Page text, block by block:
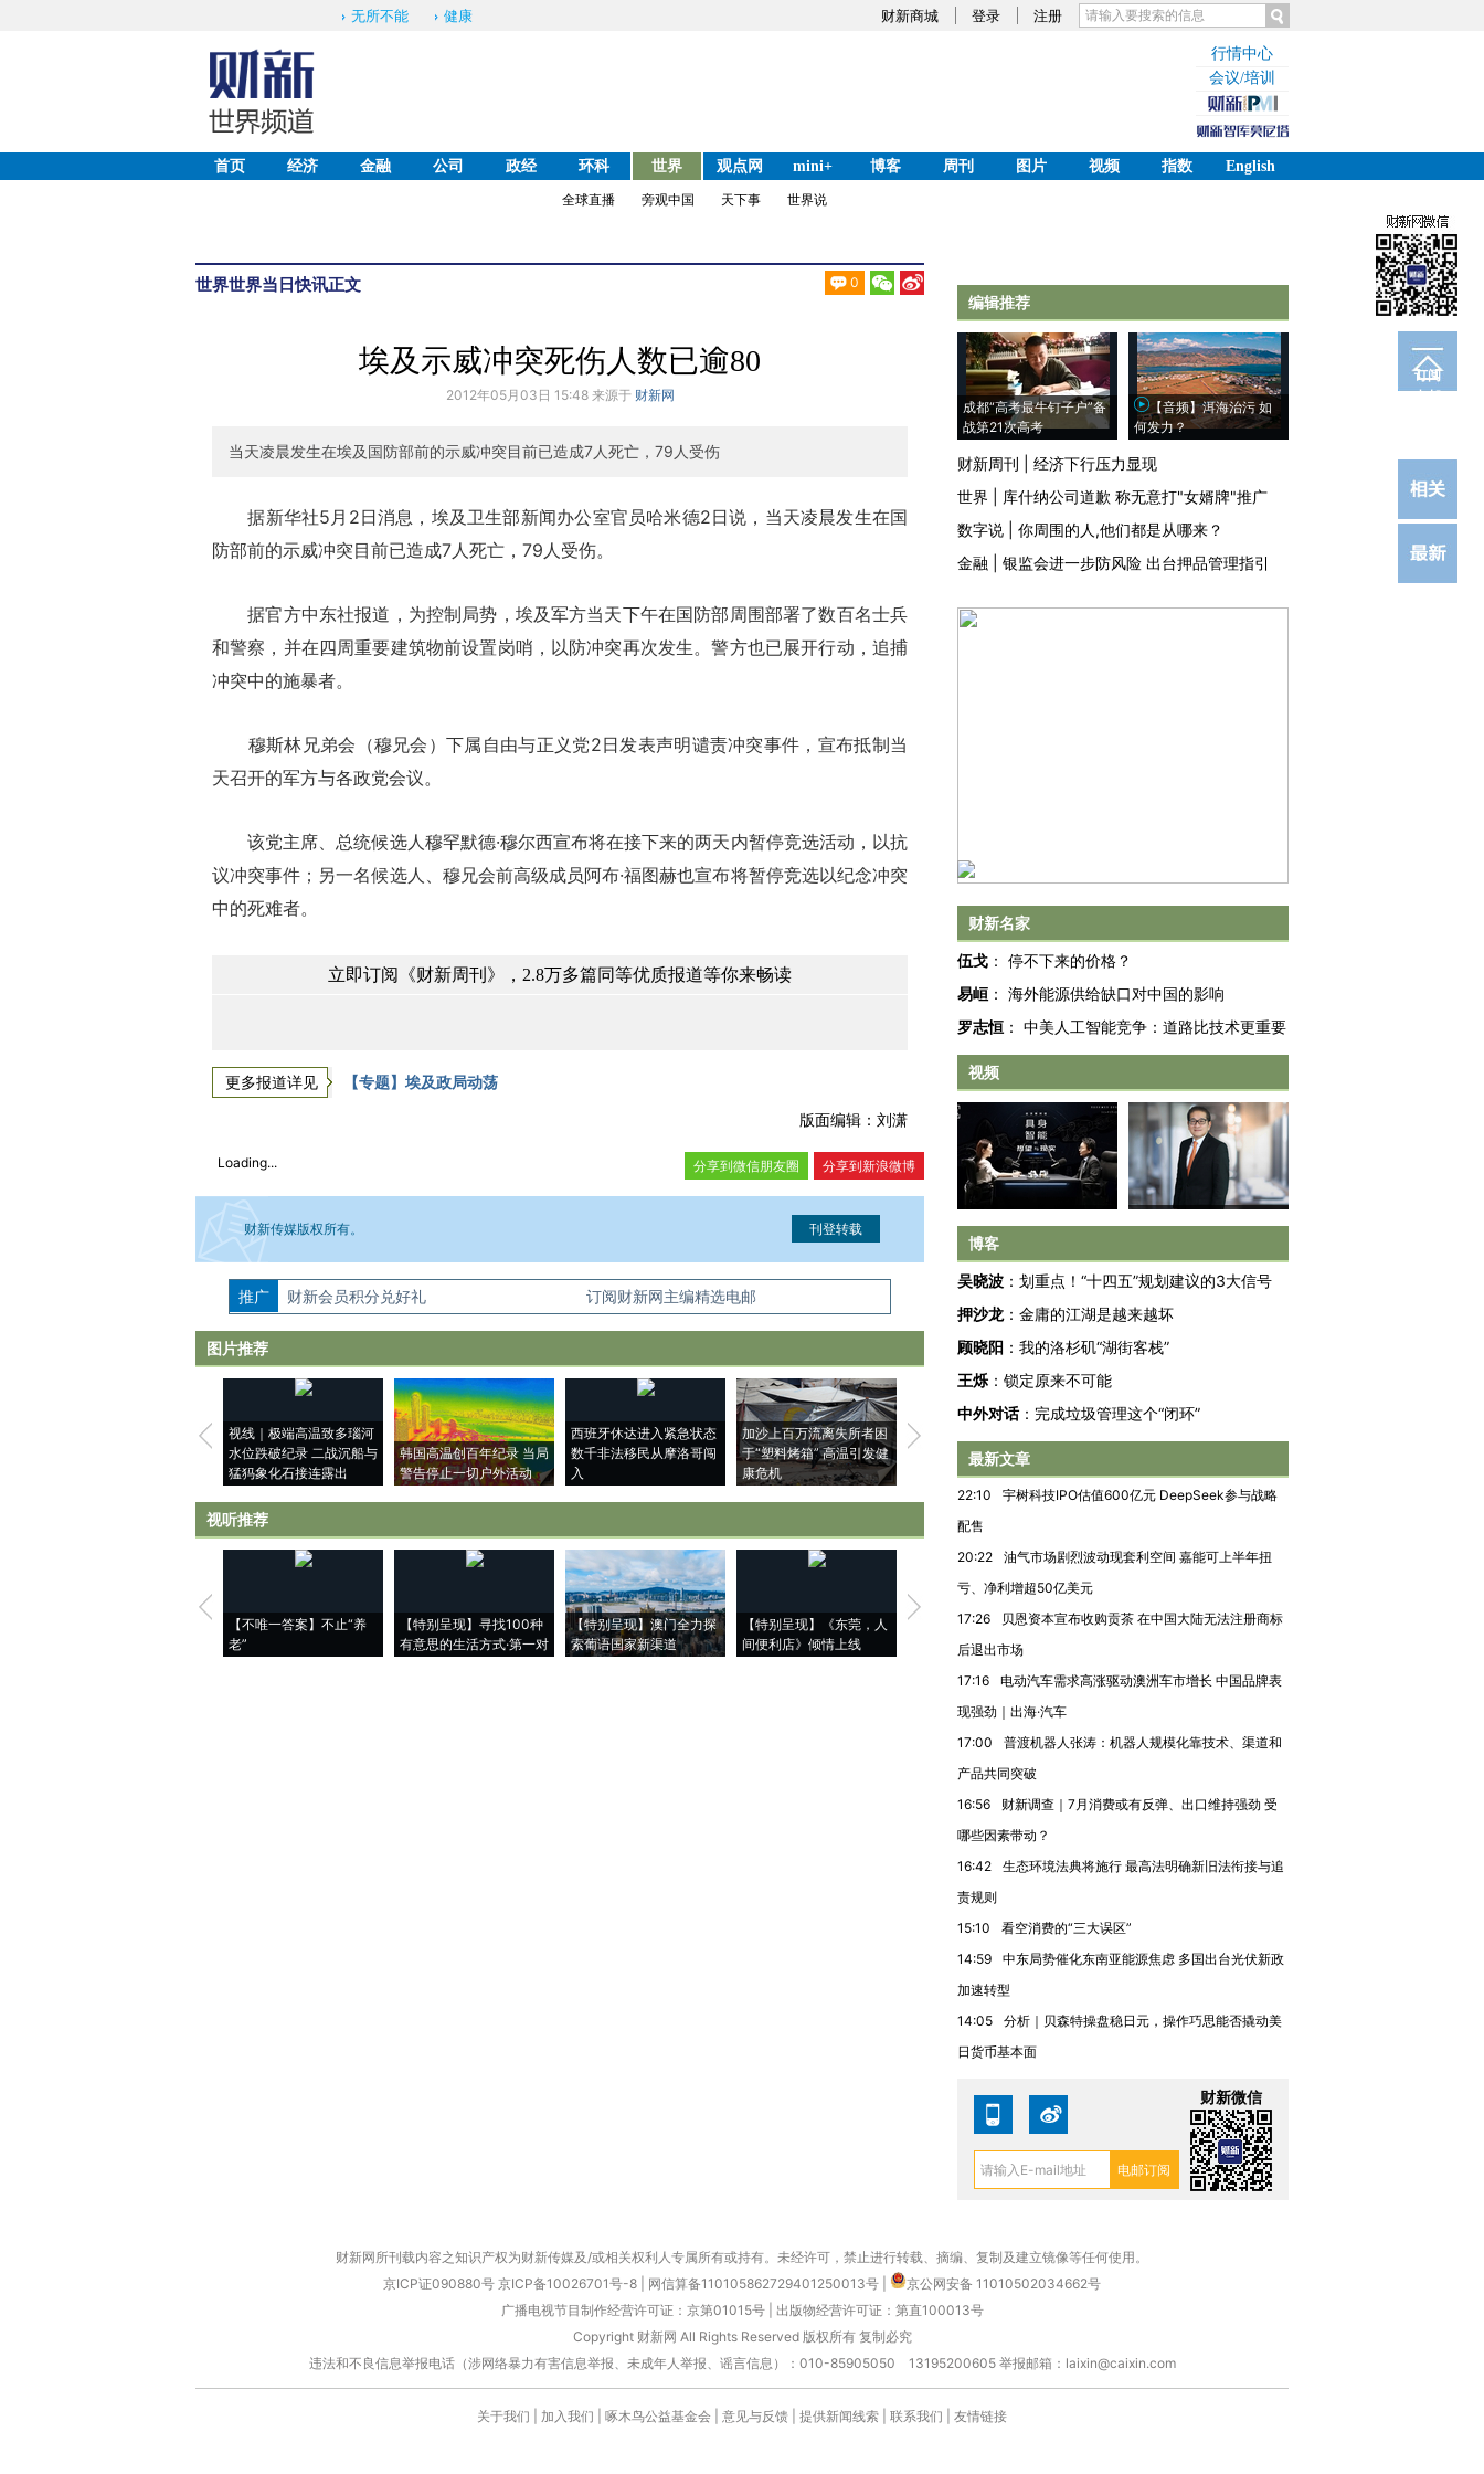
财新商城 登录 注册
无所不能 健康
行情中心
会议/培训
首页 经济 金融 公司 政经 环科 世界 观点网 mini+ 博客 周刊 图片 视频 指数
English
全球直播
旁观中国 天下事 世界说
世界世界当日快讯正文 0
订阅
电邮
埃及示威冲突死伤人数已逾80
2012年05月03日 15:48 来源于 财新网
当天凌晨发生在埃及国防部前的示威冲突目前已造成7人死亡，79人受伤
据新华社5月2日消息，埃及卫生部新闻办公室官员哈米德2日说，当天凌晨发生在国
防部前的示威冲突目前已造成7人死亡，79人受伤。
据官方中东社报道，为控制局势，埃及军方当天下午在国防部周围部署了数百名士兵
和警察，并在四周重要建筑物前设置岗哨，以防冲突再次发生。警方也已展开行动，追捕
冲突中的施暴者。
穆斯林兄弟会（穆兄会）下属自由与正义党2日发表声明谴责冲突事件，宣布抵制当
天召开的军方与各政党会议。
该党主席、总统候选人穆罕默德·穆尔西宣布将在接下来的两天内暂停竞选活动，以抗
议冲突事件；另一名候选人、穆兄会前高级成员阿布·福图赫也宣布将暂停竞选以纪念冲突
中的死难者。
立即订阅《财新周刊》，2.8万多篇同等优质报道等你来畅读
更多报道详见
【专题】埃及政局动荡
版面编辑：刘潇
Loading... 分享到新浪微博
分享到微信朋友圈
财新传媒版权所有。
如需刊登转载请点击右侧按钮，提交相关信息。经确认即可刊登转载。
推广 财新会员积分兑好礼 订阅财新网主编精选电邮
图片推荐
视线｜极端高温致多瑙河
水位跌破纪录 二战沉船与
猛犸象化石接连露出
韩国高温创百年纪录 当局
警告停止一切户外活动
西班牙休达进入紧急状态
数千非法移民从摩洛哥闯
入
加沙上百万流离失所者困
于“塑料烤箱” 高温引发健
康危机
视线｜HYROX的吸金
术：是什么让中产们甘
心“花钱找虐”？
毒品
育部长拱下台
视听推荐
【不唯一答案】不止“养
老”
【特别呈现】寻找100种
有意思的生活方式·第一对
【特别呈现】澳门全力探
索葡语国家新渠道
【特别呈现】《东莞，人
间便利店》倾情上线
【推广】走进第四届链博
会，让数智科技“链”接产
【特别呈现】寻找100种
CFO：不靠规模取胜，华
编辑推荐
成都“高考最牛钉子户”备
战第21次高考
【音频】洱海治污 如
何发力？
财新周刊
经济下行压力显现
世界
库什纳公司道歉 称无意打"女婿牌"推广
数字说
你周围的人,他们都是从哪来？
金融
银监会进一步防风险 出台押品管理指引
财新名家
伍戈 ： 停不下来的价格？
易峘 ： 海外能源供给缺口对中国的影响
罗志恒 ： 中美人工智能竞争：道路比技术更重要
视频
博客
吴晓波 ： 划重点！“十四五”规划建议的3大信号
押沙龙 ： 金庸的江湖是越来越坏
顾晓阳 ： 我的洛杉矶“湖街客栈”
王烁 ： 锁定原来不可能
中外对话： 完成垃圾管理这个“闭环”
最新文章
22:10
宇树科技IPO估值600亿元 DeepSeek参与战略
配售
20:22
油气市场剧烈波动现套利空间 嘉能可上半年扭
亏、净利增超50亿美元
17:26
贝恩资本宣布收购贡茶 在中国大陆无法注册商标
后退出市场
17:16
电动汽车需求高涨驱动澳洲车市增长 中国品牌表
现强劲｜出海·汽车
17:00
普渡机器人张涛：机器人规模化靠技术、渠道和
产品共同突破
16:56
财新调查｜7月消费或有反弹、出口维持强劲 受
哪些因素带动？
16:42
生态环境法典将施行 最高法明确新旧法衔接与追
责规则
15:10
看空消费的“三大误区”
14:59
中东局势催化东南亚能源焦虑 多国出台光伏新政
加速转型
14:05
分析｜贝森特操盘稳日元，操作巧思能否撬动美
日货币基本面
财新微信
财新网所刊载内容之知识产权为财新传媒及/或相关权利人专属所有或持有。未经许可，禁止进行转载、摘编、复制及建立镜像等任何使用。
京ICP证090880号 京ICP备10026701号-8 网信算备110105862729401250013号
京公网安备 11010502034662号
广播电视节目制作经营许可证：京第01015号| 出版物经营许可证：第直100013号
Copyright 财新网 All Rights Reserved 版权所有 复制必究
违法和不良信息举报电话（涉网络暴力有害信息举报、未成年人举报、谣言信息）：010-85905050 13195200605 举报邮箱：laixin@caixin.com
关于我们 加入我们 啄木鸟公益基金会 意见与反馈 提供新闻线索 联系我们 友情链接